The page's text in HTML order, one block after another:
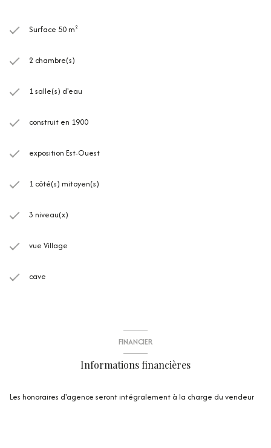
Surface 50 m²
2 chambre(s)
1 salle(s) d'eau
construit en 1900
exposition Est-Ouest
1 côté(s) mitoyen(s)
3 niveau(x)
vue Village
cave
FINANCIER
Informations financières
Les honoraires d'agence seront intégralement à la charge du vendeur